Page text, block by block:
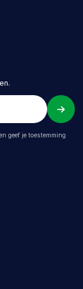
en geef je toestemming